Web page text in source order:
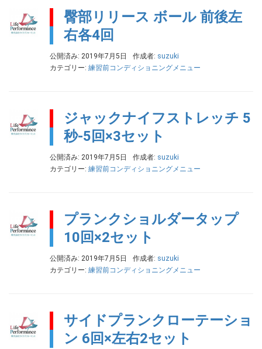
臀部リリース ボール 前後左
右各4回
公開済み: 2019年7月5日 作成者: suzuki
カテゴリー: 練習前コンディショニングメニュー
ジャックナイフストレッチ 5
秒-5回×3セット
公開済み: 2019年7月5日 作成者: suzuki
カテゴリー: 練習前コンディショニングメニュー
プランクショルダータップ
10回×2セット
公開済み: 2019年7月5日 作成者: suzuki
カテゴリー: 練習前コンディショニングメニュー
サイドプランクローテーショ
ン 6回×左右2セット